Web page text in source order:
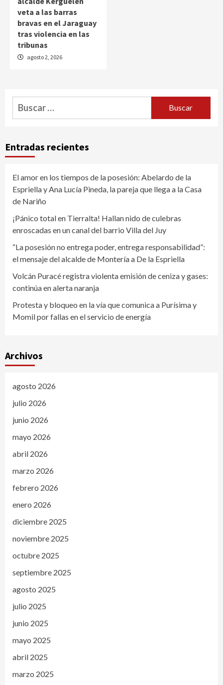
veta a las barras
bravas en el Jaraguay
tras violencia en las
tribunas
agosto 2, 2026
Buscar:
Entradas recientes
El amor en los tiempos de la posesión: Abelardo de la
Espriella y Ana Lucía Pineda, la pareja que llega a la Casa
de Nariño
¡Pánico total en Tierralta! Hallan nido de culebras
enroscadas en un canal del barrio Villa del Juy
“La posesión no entrega poder, entrega responsabilidad”:
el mensaje del alcalde de Montería a De la Espriella
Volcán Puracé registra violenta emisión de ceniza y gases:
continúa en alerta naranja
Protesta y bloqueo en la vía que comunica a Purísima y
Momil por fallas en el servicio de energía
Archivos
agosto 2026
julio 2026
junio 2026
mayo 2026
abril 2026
marzo 2026
febrero 2026
enero 2026
diciembre 2025
noviembre 2025
octubre 2025
septiembre 2025
agosto 2025
julio 2025
junio 2025
mayo 2025
abril 2025
marzo 2025